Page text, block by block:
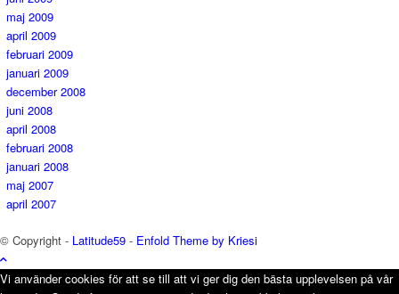
maj 2009
april 2009
februari 2009
januari 2009
december 2008
juni 2008
april 2008
februari 2008
januari 2008
maj 2007
april 2007
© Copyright - Latitude59 - Enfold Theme by Kriesi
Vi använder cookies för att se till att vi ger dig den bästa upplevelsen på vår